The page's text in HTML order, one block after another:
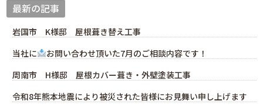
最新の記事
岩国市 K様邸 屋根葺き替え工事
当社に
お問い合わせ頂いた7月のご相談内容です！
周南市 H様邸 屋根カバー葺き・外壁塗装工事
令和8年熊本地震により被災された皆様にお見舞い申し上げます